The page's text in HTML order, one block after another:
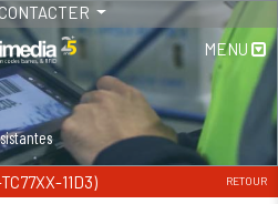
MENU
11D3) RETOUR